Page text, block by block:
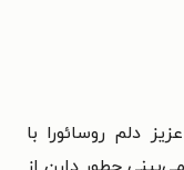
دلم روسائورا با